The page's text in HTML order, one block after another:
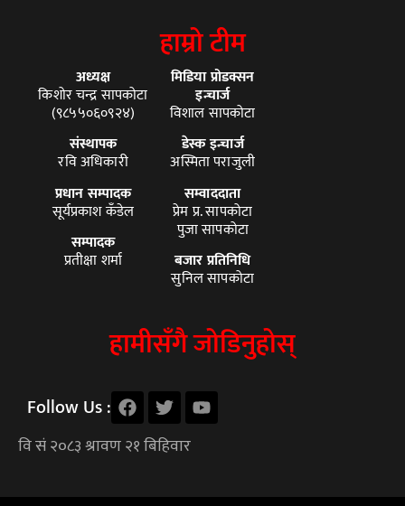
हाम्रो टीम
अध्यक्ष
किशोर चन्द्र सापकोटा
(९८५५०६०९२४)
संस्थापक
रवि अधिकारी
प्रधान सम्पादक
सूर्यप्रकाश कँडेल
सम्पादक
प्रतीक्षा शर्मा
मिडिया प्रोडक्सन
इन्चार्ज
विशाल सापकोटा
डेस्क इन्चार्ज
अस्मिता पराजुली
सम्वाददाता
प्रेम प्र. सापकोटा
पुजा सापकोटा
बजार प्रतिनिधि
सुनिल सापकोटा
हामीसँगै जोडिनुहोस्
Follow Us :